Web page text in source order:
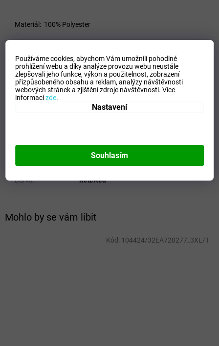
Používáme cookies, abychom Vám umožnili pohodlné
prohlížení webu a díky analýze provozu webu neustále
zlepšovali jeho funkce, výkon a použitelnost,zobrazení
přizpůsobeného obsahu a reklam, analýzy návštěvnosti
webových stránek a zjištění zdroje návštěvnosti.Více
informacízde.
Nastavení
Souhlasím
Mohlo by se vám líbit
Kód: 104424/32EA720277_3XL/T
Materiál: 100% Polyester
VELIKOSTNÍ TABULKA_MIZUNO
Doplňkové parametry
Kategorie
5054698535929
Kategorie:
Trika
Running
Materiálové složení:
100% Polyester
Barva: Red/Red